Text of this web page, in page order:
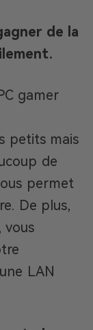
de la
gamer
petits mais
de
permet
De plus,
vous
LAN